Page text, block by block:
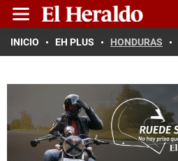
INICIO EH PLUS HONDURAS